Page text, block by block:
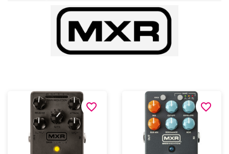
favorite_border favorite_border